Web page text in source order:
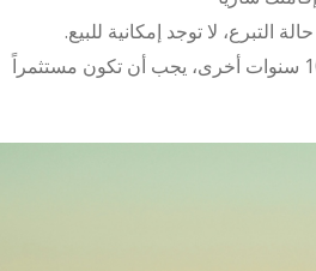
التبرع، لا توجد إمكانية للبيع.
لكي تتمكن من التمديد لمدة 10 سنوات أخرى، يجب أن تكون مستثمراً